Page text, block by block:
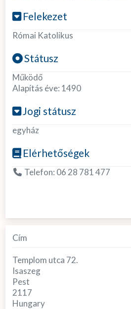
Felekezet
Római Katolikus
Státusz
Működő
Alapítás éve: 1490
Jogi státusz
egyház
Elérhetőségek
Telefon: 06 28 781 477
Cím
Templom utca 72.
Isaszeg
Pest
2117
Hungary